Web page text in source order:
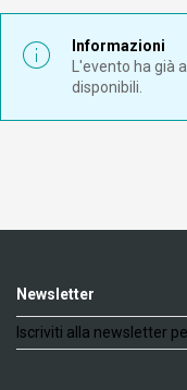
Informazioni
L'evento ha già
disponibili.
Newsletter
Iscriviti alla newsletter